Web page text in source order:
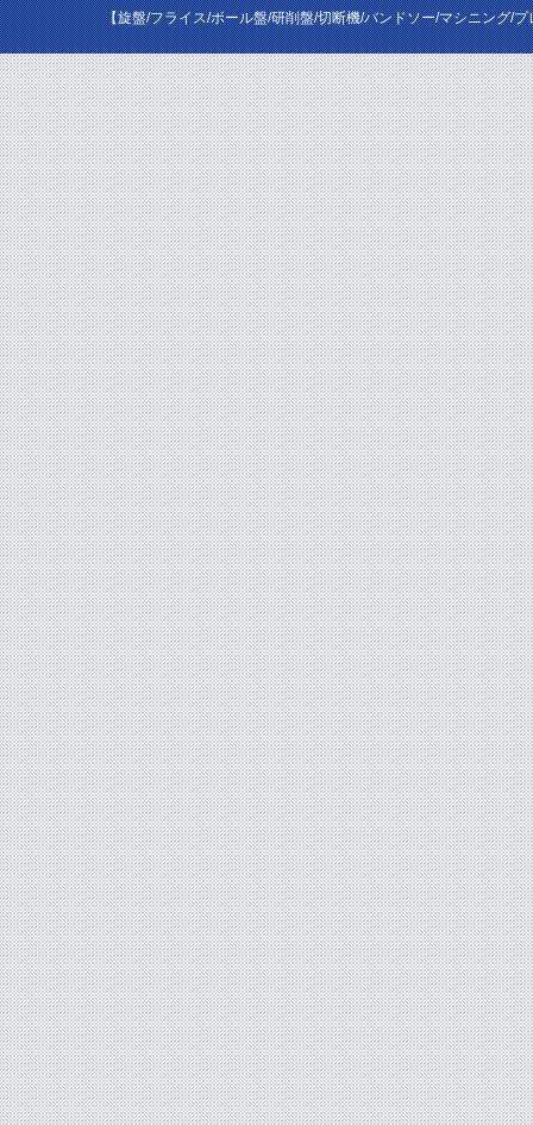
【旋盤/フライス/ボール盤/研削盤/切断機/バンドソー/マシニング/